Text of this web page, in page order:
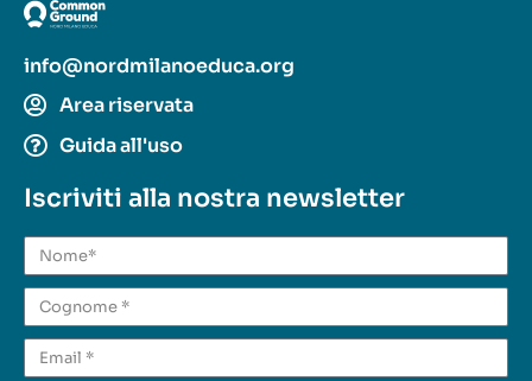
info@nordmilanoeduca.org
Area riservata
Guida all'uso
Iscriviti alla nostra newsletter